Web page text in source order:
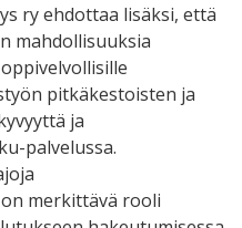
ry ehdottaa lisäksi, että
mahdollisuuksia
pitkäkestoisten ja
ja
palvelussa.
merkittävä rooli